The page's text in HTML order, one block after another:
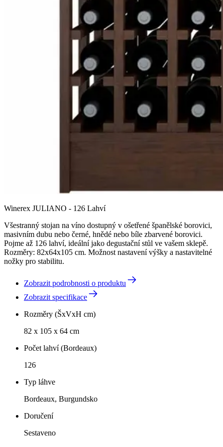
Winerex JULIANO - 126 Lahví
Všestranný stojan na víno dostupný v ošetřené španělské borovici,
masivním dubu nebo černé, hnědé nebo bíle zbarvené borovici.
Pojme až 126 lahví, ideální jako degustační stůl ve vašem sklepě.
Rozměry: 82x64x105 cm. Možnost nastavení výšky a nastavitelné
nožky pro stabilitu.
Zobrazit podrobnosti o produktu
Zobrazit specifikace
Rozměry (ŠxVxH cm)
82 x 105 x 64 cm
Počet lahví (Bordeaux)
126
Typ láhve
Bordeaux, Burgundsko
Doručení
Sestaveno